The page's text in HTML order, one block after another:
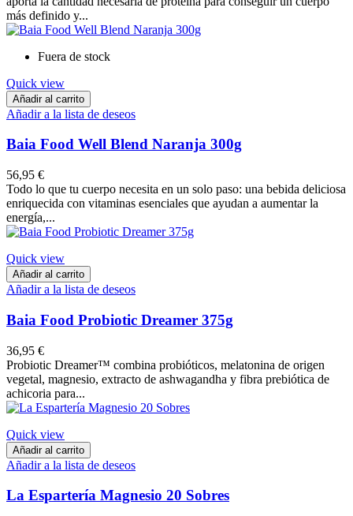
más definido y...
Fuera de stock
Quick view
Añadir al carrito
Añadir a la lista de deseos
Baia Food Well Blend Naranja 300g
56,95 €
Todo lo que tu cuerpo necesita en un solo paso: una bebida deliciosa
enriquecida con vitaminas esenciales que ayudan a aumentar la
energía,...
Quick view
Añadir al carrito
Añadir a la lista de deseos
Baia Food Probiotic Dreamer 375g
36,95 €
Probiotic Dreamer™ combina probióticos, melatonina de origen
vegetal, magnesio, extracto de ashwagandha y fibra prebiótica de
achicoria para...
Quick view
Añadir al carrito
Añadir a la lista de deseos
La Espartería Magnesio 20 Sobres